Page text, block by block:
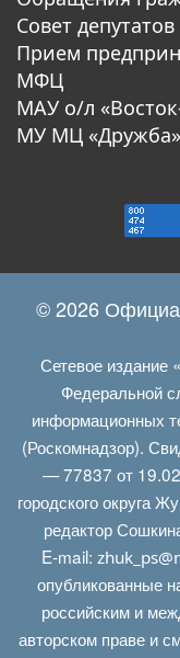
Совет депутатов
Прием
МФЦ
МАУ о/л
МУ МЦ «Дружба»
© 2026
Сетевое издание
Федеральной
информационных
(Роскомнадзор).
— 77837 от
городского округа
редактор
E‑mail:
опубликованные
российским и
авторском праве и